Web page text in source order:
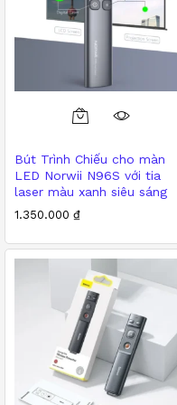
Bút Trình Chiếu cho màn
LED Norwii N96S với tia
laser màu xanh siêu sáng
1.350.000 ₫